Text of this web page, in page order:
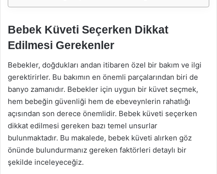
Bebek Küveti Seçerken Dikkat
Edilmesi Gerekenler
Bebekler, doğdukları andan itibaren özel bir bakım ve ilgi
gerektirirler. Bu bakımın en önemli parçalarından biri de
banyo zamanıdır. Bebekler için uygun bir küvet seçmek,
hem bebeğin güvenliği hem de ebeveynlerin rahatlığı
açısından son derece önemlidir. Bebek küveti seçerken
dikkat edilmesi gereken bazı temel unsurlar
bulunmaktadır. Bu makalede, bebek küveti alırken göz
önünde bulundurmanız gereken faktörleri detaylı bir
şekilde inceleyeceğiz.